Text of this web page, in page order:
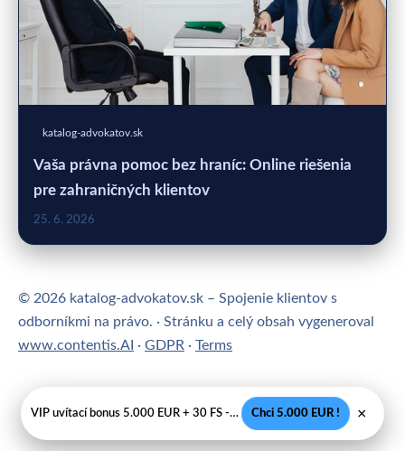
katalog-advokatov.sk
Vaša právna pomoc bez hraníc: Online riešenia
pre zahraničných klientov
25. 6. 2026
© 2026 katalog-advokatov.sk – Spojenie klientov s
odborníkmi na právo. · Stránku a celý obsah vygeneroval
www.contentis.AI · GDPR · Terms
VIP uvítací bonus 5.000 EUR + 30 FS - Legálne SK casino Chci 5.000 EUR ! ×